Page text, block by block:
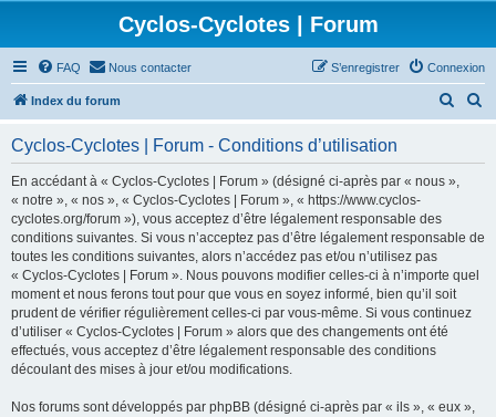
Cyclos-Cyclotes | Forum
FAQ Nous contacter Connexion
S’enregistrer
Index du forum
r
h
e
Cyclos-Cyclotes | Forum - Conditions d’utilisation
En accédant à « Cyclos-Cyclotes | Forum » (désigné ci-après par « nous »,
« notre », « nos », « Cyclos-Cyclotes | Forum », « https://www.cyclos-
cyclotes.org/forum »), vous acceptez d’être légalement responsable des
conditions suivantes. Si vous n’acceptez pas d’être légalement responsable de
toutes les conditions suivantes, alors n’accédez pas et/ou n’utilisez pas
« Cyclos-Cyclotes | Forum ». Nous pouvons modifier celles-ci à n’importe quel
moment et nous ferons tout pour que vous en soyez informé, bien qu’il soit
prudent de vérifier régulièrement celles-ci par vous-même. Si vous continuez
d’utiliser « Cyclos-Cyclotes | Forum » alors que des changements ont été
effectués, vous acceptez d’être légalement responsable des conditions
découlant des mises à jour et/ou modifications.
Nos forums sont développés par phpBB (désigné ci-après par « ils », « eux »,